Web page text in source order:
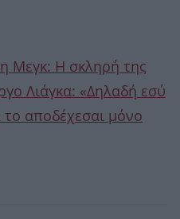
Μεγκ: Η σκληρή της
Λιάγκα: «Δηλαδή εσύ
το αποδέχεσαι μόνο